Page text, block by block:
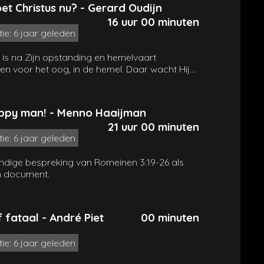
zijn maar op een andere manier voortleven
Bij wie sterft gaan de ogen juist open,
boodschap. Het is de oude leugen die ooit
van de Schrift…
Christus nu? - Gerard Oudijn
16 uur 00 minuten
6 jaar geleden
is na Zijn opstanding en hemelvaart
voor het oog, in de hemel. Daar wacht Hij
man! - Menno Haaijman
21 uur 00 minuten
6 jaar geleden
bespreking van Romeinen 3:19-26 als
document.
fataal - André Piet 00 minuten
6 jaar geleden